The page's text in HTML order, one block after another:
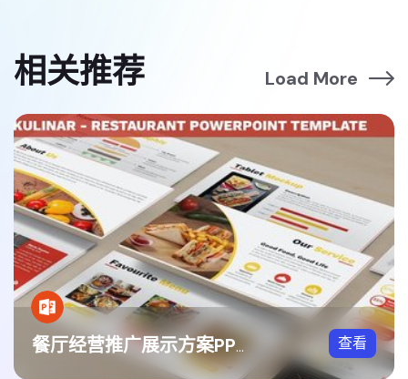
相关推荐 Load More
餐厅经营推广展示方案PPT模板 查看